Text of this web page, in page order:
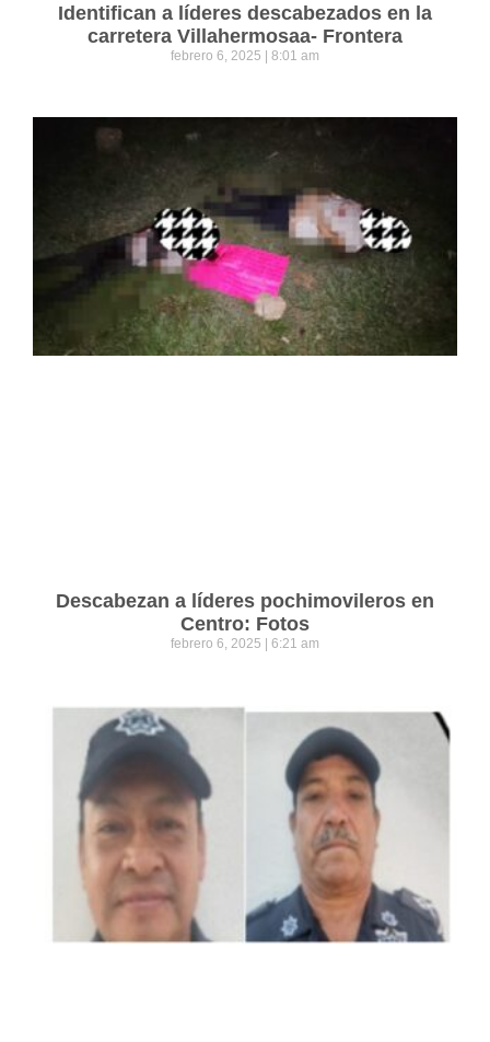
Identifican a líderes descabezados en la
carretera Villahermosaa- Frontera
febrero 6, 2025 8:01 am
Descabezan a líderes pochimovileros en
Centro: Fotos
febrero 6, 2025 6:21 am